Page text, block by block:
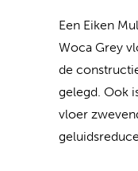
Een Eiken
Woca Grey
de
gelegd. Ook
vloer